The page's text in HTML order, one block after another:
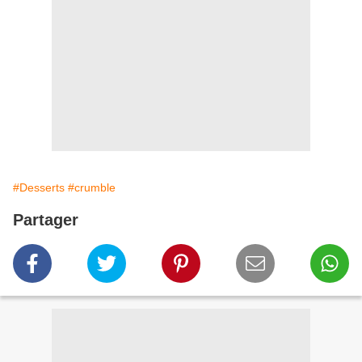
#Desserts #crumble
Partager